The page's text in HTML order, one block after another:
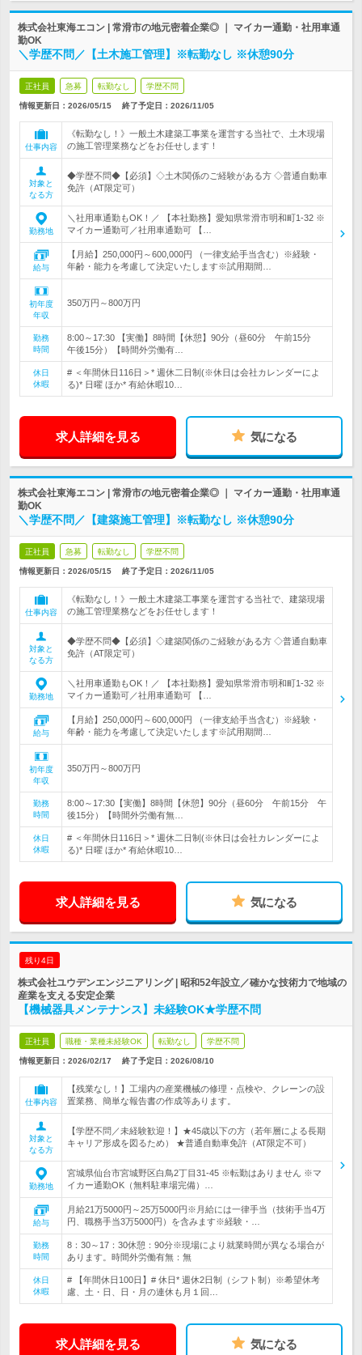
株式会社東海エコン | 常滑市の地元密着企業◎ ｜ マイカー通勤・社用車通
勤OK
＼学歴不問／【土木施工管理】※転勤なし ※休憩90分
正社員 急募 転勤なし 学歴不問
情報更新日：2026/05/15 終了予定日： 2026/11/05
仕事内容
《転勤なし！》一般土木建築工事業を運営する当社で、土木現場
の施工管理業務などをお任せします！
対象と
なる方
◆学歴不問◆【必須】◇土木関係のご経験がある方 ◇普通自動車
免許（AT限定可）
勤務地
＼社用車通勤もOK！／ 【本社勤務】愛知県常滑市明和町1-32 ※
マイカー通勤可／社用車通勤可 【…
給与
【月給】250,000円～600,000円 （一律支給手当含む）※経験・
年齢・能力を考慮して決定いたします※試用期間…
初年度
年収
350万円～800万円
勤務
時間
8:00～17:30 【実働】8時間【休憩】90分（昼60分 午前15分
午後15分）【時間外労働有…
休日
休暇
# ＜年間休日116日＞* 週休二日制(※休日は会社カレンダーによ
る)* 日曜 ほか* 有給休暇10…
求人詳細を見る 気になる
株式会社東海エコン | 常滑市の地元密着企業◎ ｜ マイカー通勤・社用車通
勤OK
＼学歴不問／【建築施工管理】※転勤なし ※休憩90分
正社員 急募 転勤なし 学歴不問
情報更新日：2026/05/15 終了予定日： 2026/11/05
仕事内容
《転勤なし！》一般土木建築工事業を運営する当社で、建築現場
の施工管理業務などをお任せします！
対象と
なる方
◆学歴不問◆【必須】◇建築関係のご経験がある方 ◇普通自動車
免許（AT限定可）
勤務地
＼社用車通勤もOK！／ 【本社勤務】愛知県常滑市明和町1-32 ※
マイカー通勤可／社用車通勤可 【…
給与
【月給】250,000円～600,000円 （一律支給手当含む）※経験・
年齢・能力を考慮して決定いたします※試用期間…
初年度
年収
350万円～800万円
勤務
時間
8:00～17:30【実働】8時間【休憩】90分（昼60分 午前15分 午
後15分）【時間外労働有無…
休日
休暇
# ＜年間休日116日＞* 週休二日制(※休日は会社カレンダーによ
る)* 日曜 ほか* 有給休暇10…
求人詳細を見る 気になる
残り4日
株式会社ユウデンエンジニアリング | 昭和52年設立／確かな技術力で地域の
産業を支える安定企業
【機械器具メンテナンス】未経験OK★学歴不問
正社員 職種・業種未経験OK 転勤なし 学歴不問
情報更新日：2026/02/17 終了予定日： 2026/08/10
仕事内容
【残業なし！】工場内の産業機械の修理・点検や、クレーンの設
置業務、簡単な報告書の作成等あります。
対象と
なる方
【学歴不問／未経験歓迎！】★45歳以下の方（若年層による長期
キャリア形成を図るため） ★普通自動車免許（AT限定不可）
勤務地
宮城県仙台市宮城野区白鳥2丁目31-45 ※転勤はありません ※マ
イカー通勤OK（無料駐車場完備）…
給与
月給21万5000円～25万5000円※月給には一律手当（技術手当4万
円、職務手当3万5000円）を含みます※経験・…
勤務
時間
8：30～17：30休憩：90分※現場により就業時間が異なる場合が
あります。時間外労働有無：無
休日
休暇
# 【年間休日100日】# 休日* 週休2日制（シフト制）※希望休考
慮、土・日、日・月の連休も月１回…
求人詳細を見る 気になる